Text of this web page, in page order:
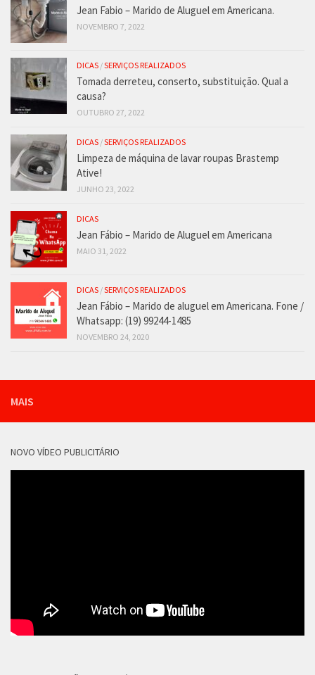
Jean Fabio – Marido de Aluguel em Americana.
NOVEMBRO 7, 2022
DICAS /SERVIÇOS REALIZADOS
Tomada derreteu, conserto, substituição. Qual a
causa?
OUTUBRO 27, 2022
DICAS /SERVIÇOS REALIZADOS
Limpeza de máquina de lavar roupas Brastemp
Ative!
JUNHO 23, 2022
DICAS
Jean Fábio – Marido de Aluguel em Americana
MAIO 31, 2022
DICAS /SERVIÇOS REALIZADOS
Jean Fábio – Marido de aluguel em Americana. Fone /
Whatsapp: (19) 99244-1485
NOVEMBRO 24, 2020
MAIS
NOVO VÍDEO PUBLICITÁRIO